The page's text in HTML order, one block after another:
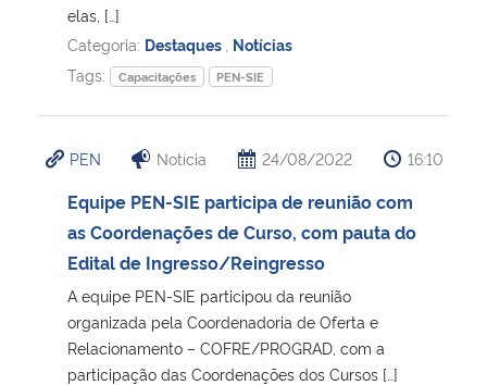
elas, […]
Categoria: Destaques Notícias
Tags:
Capacitações PEN-SIE
PEN Notícia 24/08/2022 16:10
Equipe PEN-SIE participa de reunião com
as Coordenações de Curso, com pauta do
Edital de Ingresso/Reingresso
A equipe PEN-SIE participou da reunião
organizada pela Coordenadoria de Oferta e
Relacionamento – COFRE/PROGRAD, com a
participação das Coordenações dos Cursos […]